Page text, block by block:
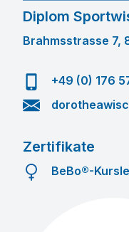
Diplom
Brahmsstrasse 7,
+49 (0) 176
Zertifikate
BeBo®-